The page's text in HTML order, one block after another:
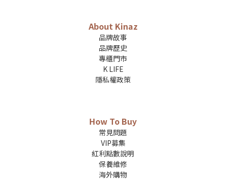
About Kinaz
品牌故事
品牌歷史
專櫃門市
K LIFE
隱私權政策
How To Buy
常見問題
VIP募集
紅利點數說明
保養維修
海外購物